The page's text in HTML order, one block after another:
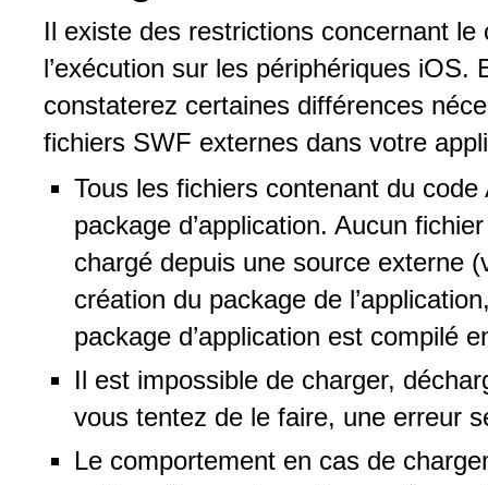
Il existe des restrictions concernant
l’exécution sur les périphériques
constaterez certaines différences
fichiers SWF externes dans votre
Tous les fichiers contenant du
package d’application. Aucun
chargé depuis une source externe
création du package de
package d’application est compilé
Il est impossible de charger,
vous tentez de le faire, une erreur
Le comportement en cas de